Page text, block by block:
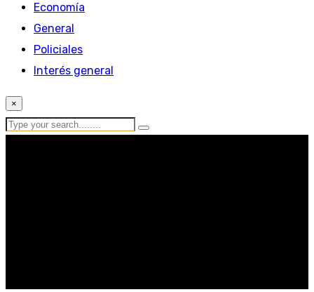
Economía
General
Policiales
Interés general
×